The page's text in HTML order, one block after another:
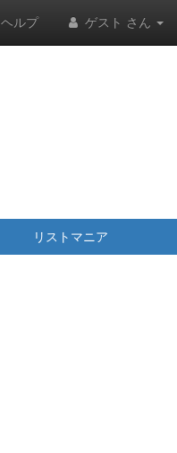
ヘルプ ゲスト さん
リストマニア